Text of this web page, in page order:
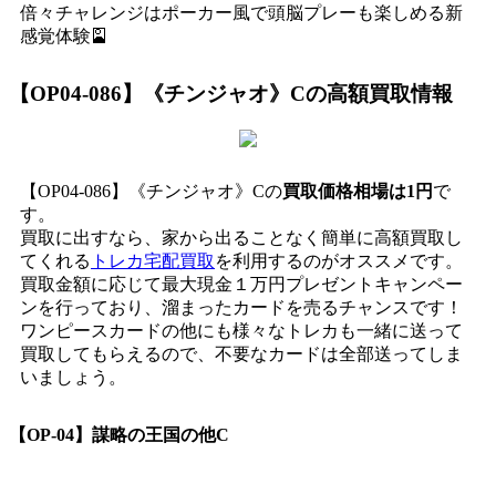
倍々チャレンジはポーカー風で頭脳プレーも楽しめる新
感覚体験🎴
【OP04-086】《チンジャオ》Cの高額買取情報
【OP04-086】《チンジャオ》Cの買取価格相場は1円 で
す。
買取に出すなら、家から出ることなく簡単に高額買取し
てくれる トレカ宅配買取 を利用するのがオススメです。
買取金額に応じて最大現金１万円プレゼントキャンペー
ンを行っており、溜まったカードを売るチャンスです！
ワンピースカードの他にも様々なトレカも一緒に送って
買取してもらえるので、不要なカードは全部送ってしま
いましょう。
【OP-04】謀略の王国の他C